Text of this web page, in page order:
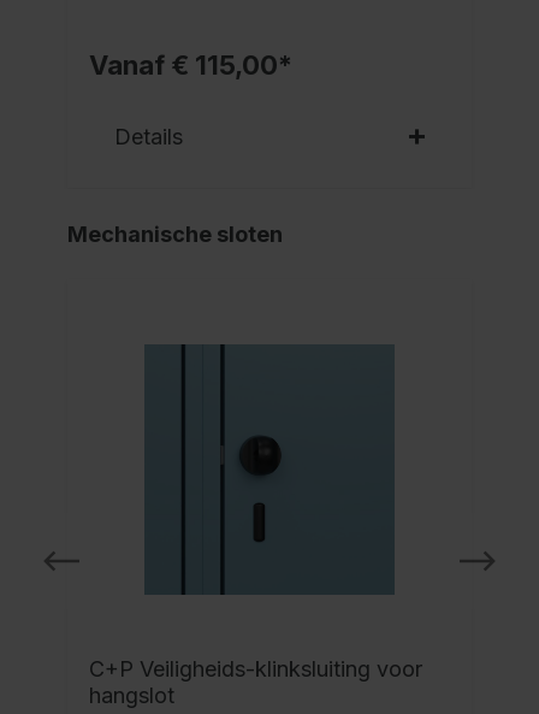
Vanaf € 115,00*
Details
Mechanische sloten
C+P Veiligheids-klinksluiting voor
hangslot